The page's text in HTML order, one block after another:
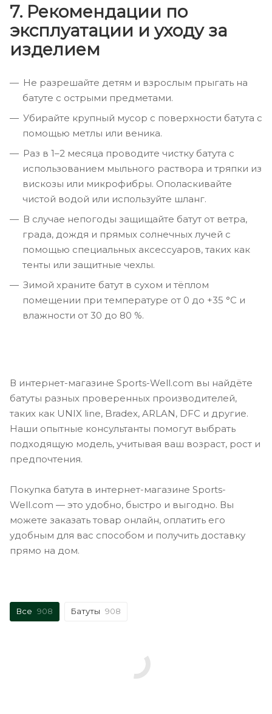
7. Рекомендации по
эксплуатации и уходу за
изделием
Не разрешайте детям и взрослым прыгать на
батуте с острыми предметами.
Убирайте крупный мусор с поверхности батута с
помощью метлы или веника.
Раз в 1–2 месяца проводите чистку батута с
использованием мыльного раствора и тряпки из
вискозы или микрофибры. Ополаскивайте
чистой водой или используйте шланг.
В случае непогоды защищайте батут от ветра,
града, дождя и прямых солнечных лучей с
помощью специальных аксессуаров, таких как
тенты или защитные чехлы.
Зимой храните батут в сухом и тёплом
помещении при температуре от 0 до +35 °C и
влажности от 30 до 80 %.
В интернет-магазине Sports-Well.com вы найдёте
батуты разных проверенных производителей,
таких как UNIX line, Bradex, ARLAN, DFC и другие.
Наши опытные консультанты помогут выбрать
подходящую модель, учитывая ваш возраст, рост и
предпочтения.
Покупка батута в интернет-магазине Sports-
Well.com — это удобно, быстро и выгодно. Вы
можете заказать товар онлайн, оплатить его
удобным для вас способом и получить доставку
прямо на дом.
Все 908 Батуты 908